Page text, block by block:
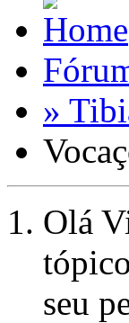
»
Olá
seu